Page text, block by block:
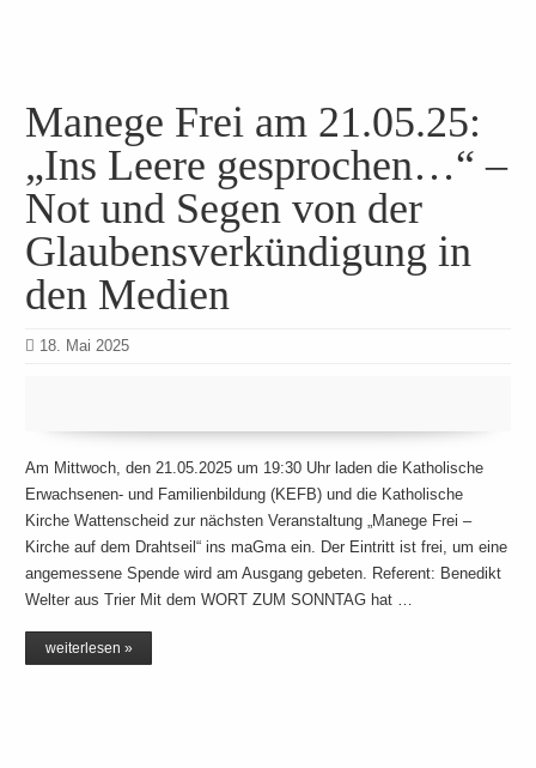
Manege Frei am 21.05.25:
„Ins Leere gesprochen…“ –
Not und Segen von der
Glaubensverkündigung in
den Medien
18. Mai 2025
Am Mittwoch, den 21.05.2025 um 19:30 Uhr laden die Katholische
Erwachsenen- und Familienbildung (KEFB) und die Katholische
Kirche Wattenscheid zur nächsten Veranstaltung „Manege Frei –
Kirche auf dem Drahtseil“ ins maGma ein. Der Eintritt ist frei, um eine
angemessene Spende wird am Ausgang gebeten. Referent: Benedikt
Welter aus Trier Mit dem WORT ZUM SONNTAG hat …
weiterlesen »